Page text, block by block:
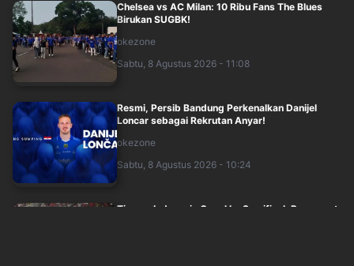
Chelsea vs AC Milan: 10 Ribu Fans The Blues
Birukan SUGBK!
okezone
Sabtu, 8 Agustus 2026 - 11:08
Resmi, Persib Bandung Perkenalkan Danijel
Loncar sebagai Rekrutan Anyar!
okezone
Sabtu, 8 Agustus 2026 - 10:24
Timnas Indonesia Gagal ke Semifinal, Pengamat